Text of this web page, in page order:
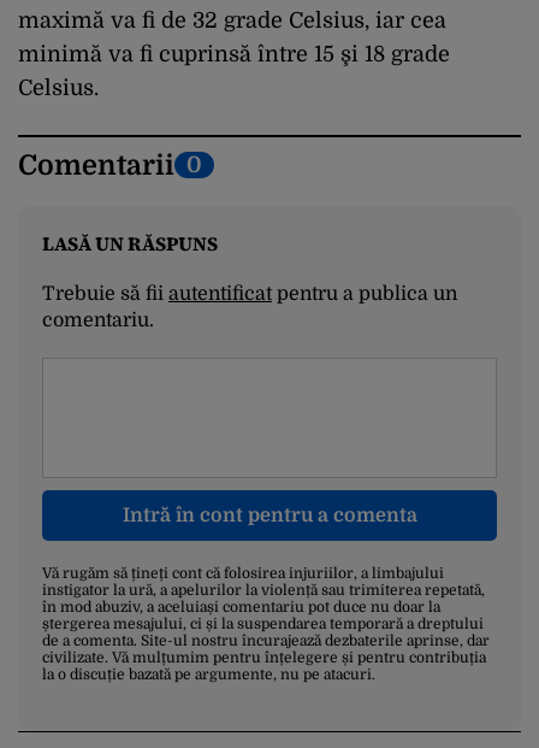
maximă va fi de 32 grade Celsius, iar cea
minimă va fi cuprinsă între 15 şi 18 grade
Celsius.
Comentarii 0
LASĂ UN RĂSPUNS
Trebuie să fii autentificatpentru a publica un
comentariu.
Intră în cont pentru a comenta
Vă rugăm să țineți cont că folosirea injuriilor, a limbajului
instigator la ură, a apelurilor la violență sau trimiterea repetată,
în mod abuziv, a aceluiași comentariu pot duce nu doar la
ștergerea mesajului, ci și la suspendarea temporară a dreptului
de a comenta. Site-ul nostru încurajează dezbaterile aprinse, dar
civilizate. Vă mulțumim pentru înțelegere și pentru contribuția
la o discuție bazată pe argumente, nu pe atacuri.